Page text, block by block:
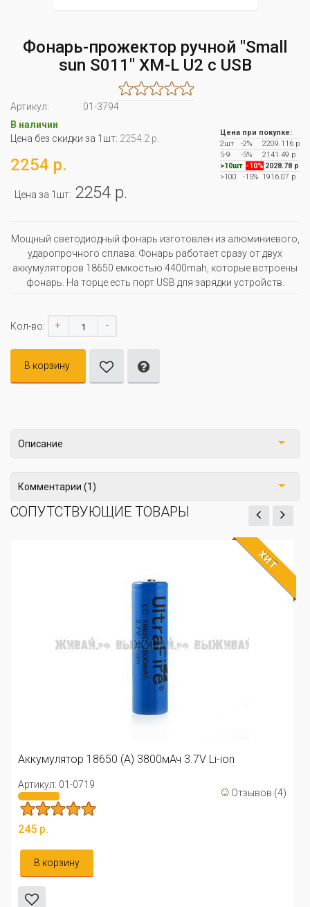
Фонарь-прожектор ручной "Small
sun S011" ХМ-L U2 с USB
Артикул:
01-3794
В наличии
Цена без скидки за 1шт: 2254.2 р.
2254 р.
Цена за 1шт: 2254 р.
Цена при покупке:
2шт
-2%
2209.116 р
5-9
-5%
2141.49 р
>10шт -10% 2028.78 р
>100
-15% 1916.07 р
Мощный светодиодный фонарь изготовлен из алюминиевого,
ударопрочного сплава. Фонарь работает сразу от двух
аккумуляторов 18650 емкостью 4400mah, которые встроены
фонарь. На торце есть порт USB для зарядки устройств.
Кол-во: + -
В корзину
Описание
Комментарии (1)
СОПУТСТВУЮЩИЕ ТОВАРЫ
18650 (А) 3800мАч 3.7V Li-ion
01-0719
Отзывов (4)
В